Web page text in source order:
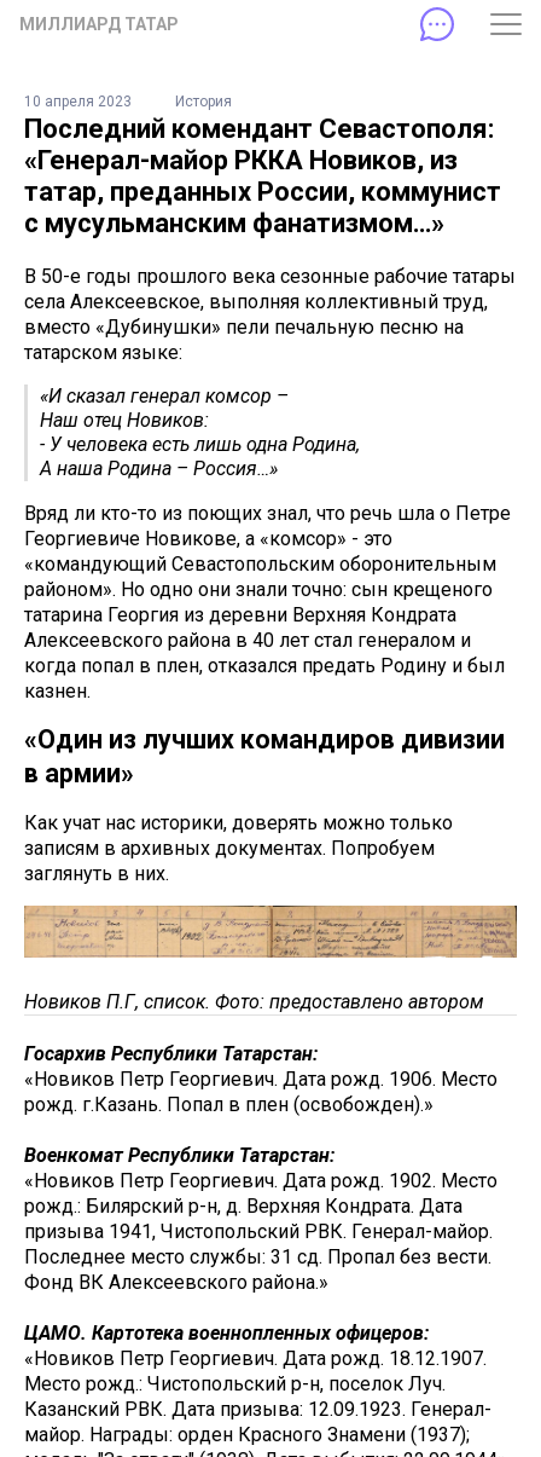
МИЛЛИАРД ТАТАР
10 апреля 2023 История
Последний комендант Севастополя:
«Генерал-майор РККА Новиков, из
татар, преданных России, коммунист
с мусульманским фанатизмом…»
В 50-е годы прошлого века сезонные рабочие татары
села Алексеевское, выполняя коллективный труд,
вместо «Дубинушки» пели печальную песню на
татарском языке:
«И сказал генерал комсор –
Наш отец Новиков:
- У человека есть лишь одна Родина,
А наша Родина – Россия…»
Вряд ли кто-то из поющих знал, что речь шла о Петре
Георгиевиче Новикове, а «комсор» - это
«командующий Севастопольским оборонительным
районом». Но одно они знали точно: сын крещеного
татарина Георгия из деревни Верхняя Кондрата
Алексеевского района в 40 лет стал генералом и
когда попал в плен, отказался предать Родину и был
казнен.
«Один из лучших командиров дивизии
в армии»
Как учат нас историки, доверять можно только
записям в архивных документах. Попробуем
заглянуть в них.
Новиков П.Г, список. Фото: предоставлено автором
Госархив Республики Татарстан:
«Новиков Петр Георгиевич. Дата рожд. 1906. Место
рожд. г.Казань. Попал в плен (освобожден).»
Военкомат Республики Татарстан:
«Новиков Петр Георгиевич. Дата рожд. 1902. Место
рожд.: Билярский р-н, д. Верхняя Кондрата. Дата
призыва 1941, Чистопольский РВК. Генерал-майор.
Последнее место службы: 31 сд. Пропал без вести.
Фонд ВК Алексеевского района.»
ЦАМО. Картотека военнопленных офицеров:
«Новиков Петр Георгиевич. Дата рожд. 18.12.1907.
Место рожд.: Чистопольский р-н, поселок Луч.
Казанский РВК. Дата призыва: 12.09.1923. Генерал-
майор. Награды: орден Красного Знамени (1937);